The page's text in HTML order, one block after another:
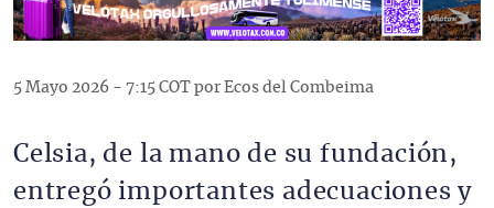
5 Mayo 2026 - 7:15 COT por Ecos del Combeima
Celsia, de la mano de su fundación,
entregó importantes adecuaciones y